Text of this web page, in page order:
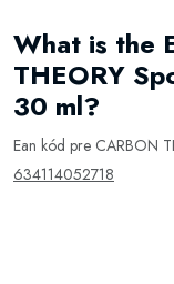
What is the
THEORY
30 ml?
Ean kód pre CARBON
634114052718